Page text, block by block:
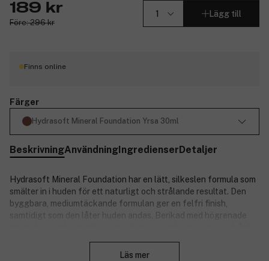
189 kr
Före: 296 kr
Lägg till
Finns online
Färger
Hydrasoft Mineral Foundation Yrsa 30ml
BeskrivningAnvändningIngredienserDetaljer
Hydrasoft Mineral Foundation har en lätt, silkeslen formula som
smälter in i huden för ett naturligt och strålande resultat. Den
byggbara, mediumtäckande formulan ger en felfri finish,
samtidigt som den låter huden andas. Berikad med högrenade
hudtyper och passar perfekt både till vardags och speciella
Läs mer